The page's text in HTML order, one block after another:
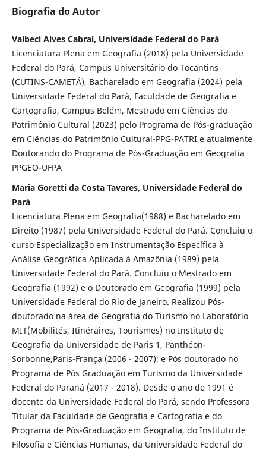
Biografia do Autor
Valbeci Alves Cabral, Universidade Federal do Pará
Licenciatura Plena em Geografia (2018) pela Universidade
Federal do Pará, Campus Universitário do Tocantins
(CUTINS-CAMETÁ), Bacharelado em Geografia (2024) pela
Universidade Federal do Pará, Faculdade de Geografia e
Cartografia, Campus Belém, Mestrado em Ciências do
Patrimônio Cultural (2023) pelo Programa de Pós-graduação
em Ciências do Patrimônio Cultural-PPG-PATRI e atualmente
Doutorando do Programa de Pós-Graduação em Geografia
PPGEO-UFPA
Maria Goretti da Costa Tavares, Universidade Federal do
Pará
Licenciatura Plena em Geografia(1988) e Bacharelado em
Direito (1987) pela Universidade Federal do Pará. Concluiu o
curso Especialização em Instrumentação Específica à
Análise Geográfica Aplicada à Amazônia (1989) pela
Universidade Federal do Pará. Concluiu o Mestrado em
Geografia (1992) e o Doutorado em Geografia (1999) pela
Universidade Federal do Rio de Janeiro. Realizou Pós-
doutorado na área de Geografia do Turismo no Laboratório
MIT(Mobilités, Itinéraires, Tourismes) no Instituto de
Geografia da Universidade de Paris 1, Panthéon-
Sorbonne,Paris-França (2006 - 2007); e Pós doutorado no
Programa de Pós Graduação em Turismo da Universidade
Federal do Paraná (2017 - 2018). Desde o ano de 1991 é
docente da Universidade Federal do Pará, sendo Professora
Titular da Faculdade de Geografia e Cartografia e do
Programa de Pós-Graduação em Geografia, do Instituto de
Filosofia e Ciências Humanas, da Universidade Federal do